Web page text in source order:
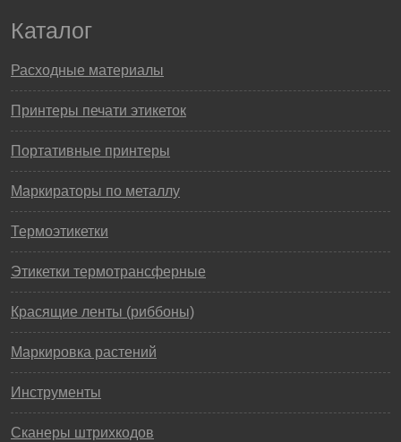
Каталог
Расходные материалы
Принтеры печати этикеток
Портативные принтеры
Маркираторы по металлу
Термоэтикетки
Этикетки термотрансферные
Красящие ленты (риббоны)
Маркировка растений
Инструменты
Сканеры штрихкодов